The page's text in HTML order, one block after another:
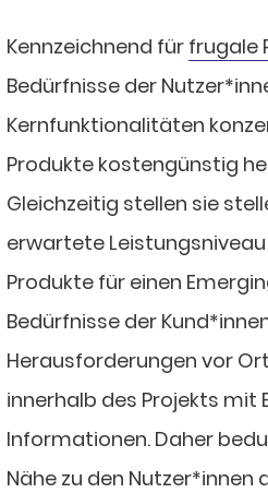
Kennzeichnend für frugale
Bedürfnisse der
Kernfunktionalitäten
Produkte kostengünstig
Gleichzeitig stellen sie
erwartete
Produkte für einen
Bedürfnisse der
Herausforderungen vor
innerhalb des Projekts mit
Informationen. Daher
Nähe zu den